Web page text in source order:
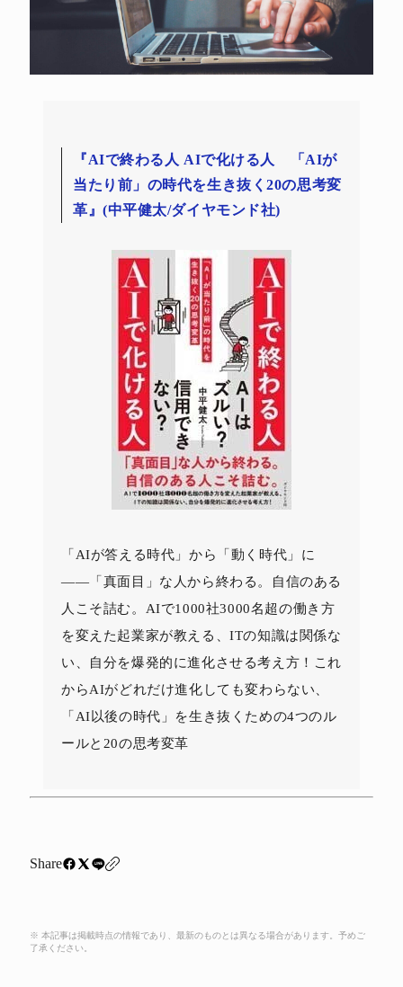
『AIで終わる人 AIで化ける人 「AIが
当たり前」の時代を生き抜く20の思考変
革』(中平健太/ダイヤモンド社)
「AIが答える時代」から「動く時代」に
――「真面目」な人から終わる。自信のある
人こそ詰む。AIで1000社3000名超の働き方
を変えた起業家が教える、ITの知識は関係な
い、自分を爆発的に進化させる考え方！これ
からAIがどれだけ進化しても変わらない、
「AI以後の時代」を生き抜くための4つのル
ールと20の思考変革
Share
※ 本記事は掲載時点の情報であり、最新のものとは異なる場合があります。予めご
了承ください。